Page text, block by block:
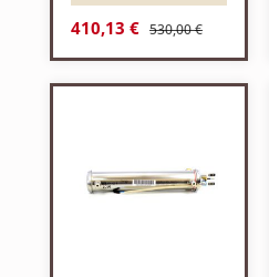
Verkaufspreis:
410,13 € Regulärer Preis:
530,00 €